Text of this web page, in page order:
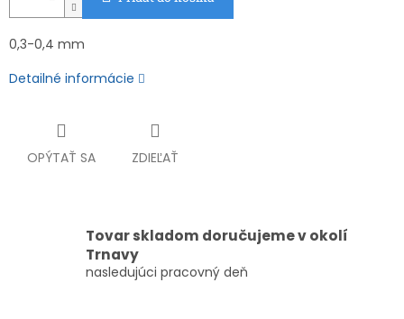
0,3-0,4 mm
Detailné informácie
OPÝTAŤ SA ZDIEĽAŤ
Tovar skladom doručujeme v okolí
Trnavy
nasledujúci pracovný deň